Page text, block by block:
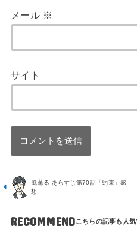
メール ※
サイト
風薫る あらすじ第70話「約束」感
想
RECOMMEND